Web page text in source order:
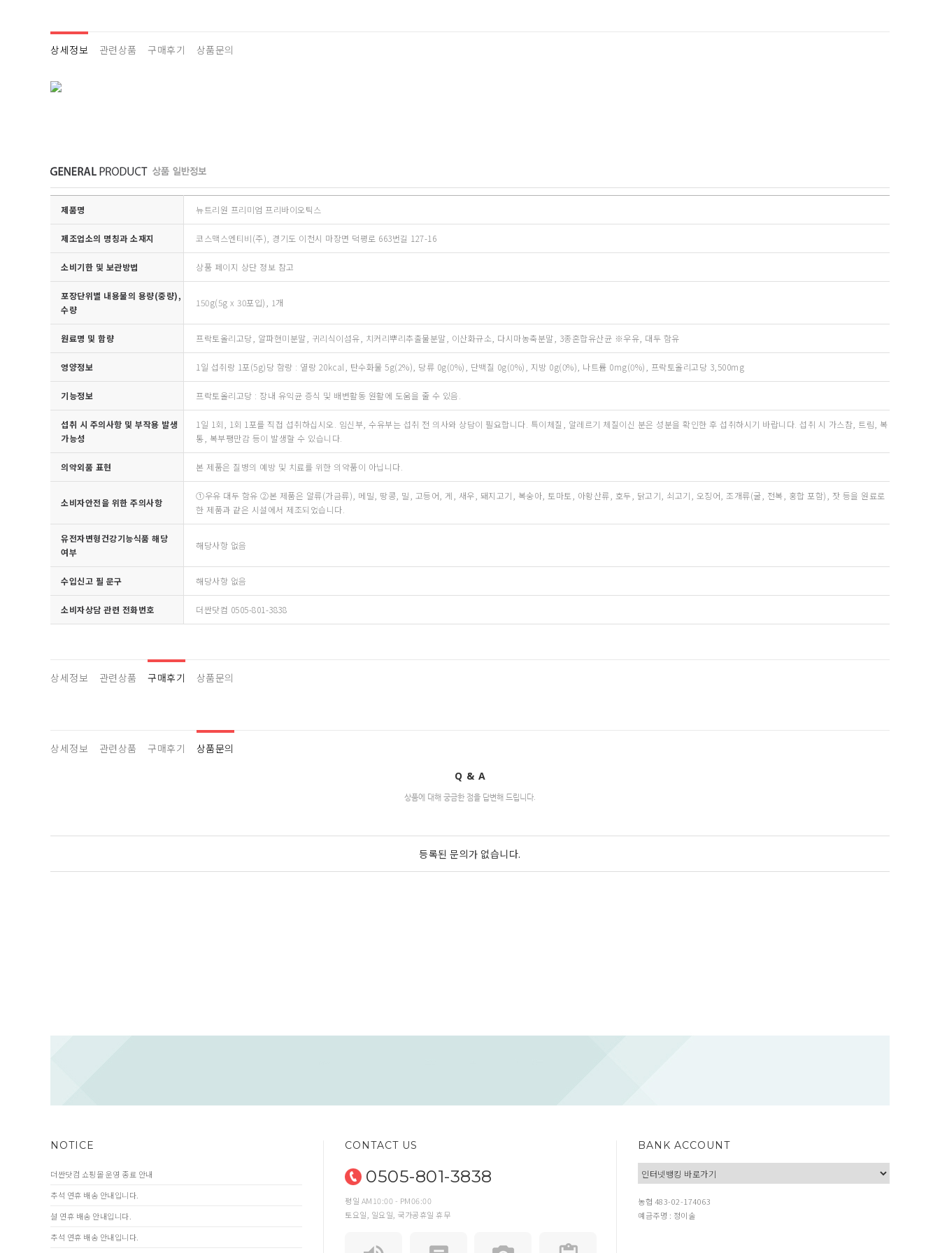
상세정보 관련상품 구매후기 상품문의
제품명 뉴트리원 프리미엄 프리바이오틱스
제조업소의 명칭과 소재지 코스맥스엔티비(주), 경기도 이천시 마장면 덕평로 663번길 127-16
소비기한 및 보관방법 상품 페이지 상단 정보 참고
포장단위별 내용물의 용량(중량),
수량
150g(5g x 30포입), 1개
원료명 및 함량 프락토올리고당, 알파현미분말, 귀리식이섬유, 치커리뿌리추출물분말, 이산화규소, 다시마농축분말, 3종혼합유산균 ※우유, 대두 함유
영양정보 1일 섭취량 1포(5g)당 함량 : 열량 20kcal, 탄수화물 5g(2%), 당류 0g(0%), 단백질 0g(0%), 지방 0g(0%), 나트륨 0mg(0%), 프락토올리고당 3,500mg
기능정보 프락토올리고당 : 장내 유익균 증식 및 배변활동 원활에 도움을 줄 수 있음.
섭취 시 주의사항 및 부작용 발생
가능성
1일 1회, 1회 1포를 직접 섭취하십시오. 임신부, 수유부는 섭취 전 의사와 상담이 필요합니다. 특이체질, 알레르기 체질이신 분은 성분을 확인한 후 섭취하시기 바랍니다. 섭취 시 가스참, 트림, 복
통, 복부팽만감 등이 발생할 수 있습니다.
의약외품 표현 본 제품은 질병의 예방 및 치료를 위한 의약품이 아닙니다.
소비자안전을 위한 주의사항
①우유 대두 함유 ②본 제품은 알류(가금류), 메밀, 땅콩, 밀, 고등어, 게, 새우, 돼지고기, 복숭아, 토마토, 아황산류, 호두, 닭고기, 쇠고기, 오징어, 조개류(굴, 전복, 홍합 포함), 잣 등을 원료로
한 제품과 같은 시설에서 제조되었습니다.
유전자변형건강기능식품 해당
여부
해당사항 없음
수입신고 필 문구 해당사항 없음
소비자상담 관련 전화번호 더싼닷컴 0505-801-3838
상세정보 관련상품 구매후기 상품문의
상세정보 관련상품 구매후기 상품문의
Q & A
상품에 대해 궁금한 점을 답변해 드립니다.
등록된 문의가 없습니다.
NOTICE
더싼닷컴 쇼핑몰 운영 종료 안내
추석 연휴 배송 안내입니다.
설 연휴 배송 안내입니다.
추석 연휴 배송 안내입니다.
CONTACT US
0505-801-3838
평일 AM10:00 - PM06:00
토요일, 일요일, 국가공휴일 휴무
BANK ACCOUNT
농협 483-02-174063
예금주명 : 정이술